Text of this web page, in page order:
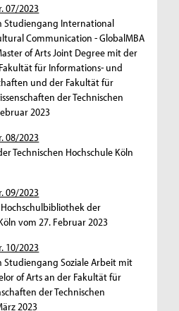
07/2023
Studiengang International
Communication - GlobalMBA
of Arts Joint Degree mit der
für Informations- und
und der Fakultät für
der Technischen
2023
08/2023
Technischen Hochschule Köln
09/2023
der
vom 27. Februar 2023
10/2023
Soziale Arbeit mit
of Arts an der Fakultät für
der Technischen
2023